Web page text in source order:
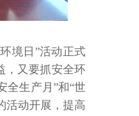
境日”活动正式
，又要抓安全环
全生产月”和“世
活动开展，提高